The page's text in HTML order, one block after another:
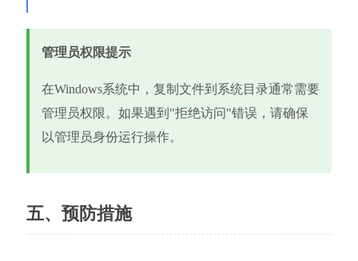
管理员权限提示
在Windows系统中，复制文件到系统目录通常需要
管理员权限。如果遇到"拒绝访问"错误，请确保
以管理员身份运行操作。
五、预防措施